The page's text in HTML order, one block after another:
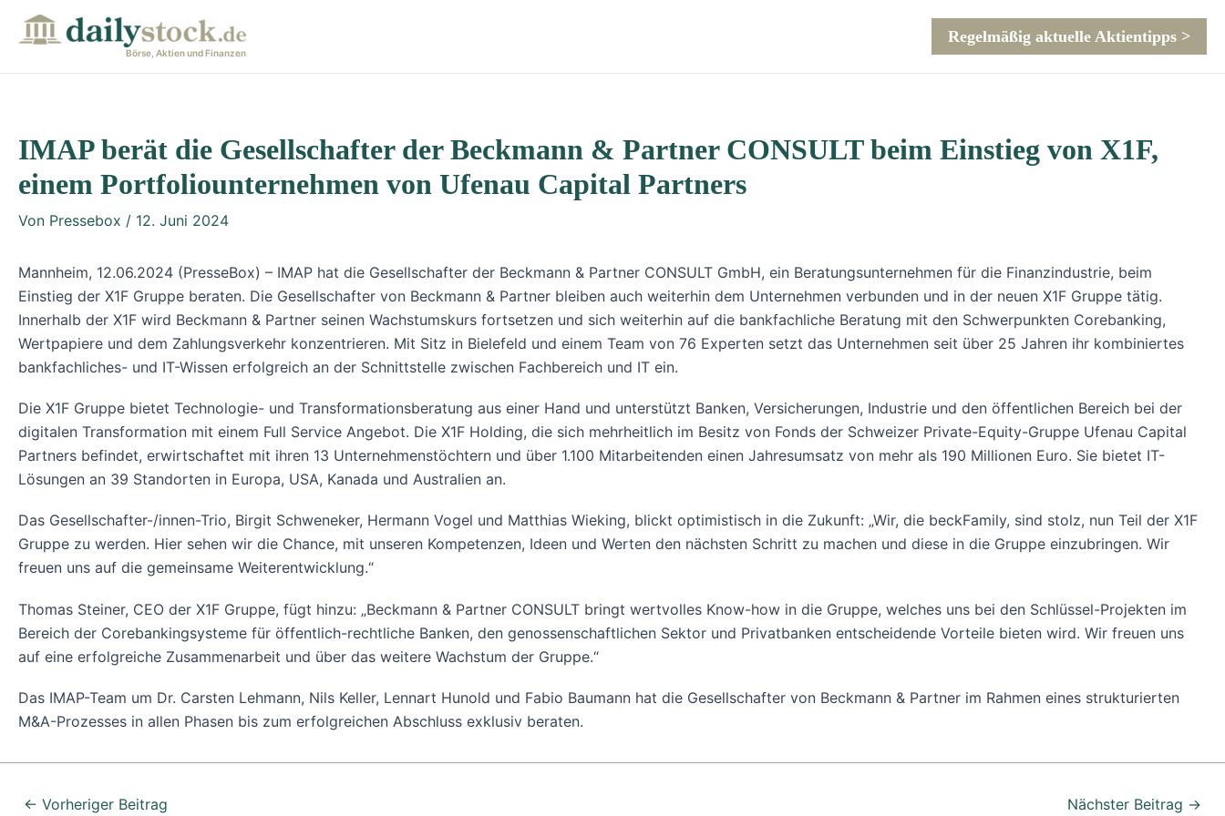
Inhalt
Börse, Aktien und Finanzen
Regelmäßig aktuelle Aktientipps >
IMAP berät die Gesellschafter der Beckmann & Partner CONSULT beim Einstieg von X1F,
einem Portfoliounternehmen von Ufenau Capital Partners
Von Pressebox / 12. Juni 2024
Mannheim, 12.06.2024 (PresseBox) – IMAP hat die Gesellschafter der Beckmann & Partner CONSULT GmbH, ein Beratungsunternehmen für die Finanzindustrie, beim
Einstieg der X1F Gruppe beraten. Die Gesellschafter von Beckmann & Partner bleiben auch weiterhin dem Unternehmen verbunden und in der neuen X1F Gruppe tätig.
Innerhalb der X1F wird Beckmann & Partner seinen Wachstumskurs fortsetzen und sich weiterhin auf die bankfachliche Beratung mit den Schwerpunkten Corebanking,
Wertpapiere und dem Zahlungsverkehr konzentrieren. Mit Sitz in Bielefeld und einem Team von 76 Experten setzt das Unternehmen seit über 25 Jahren ihr kombiniertes
bankfachliches- und IT-Wissen erfolgreich an der Schnittstelle zwischen Fachbereich und IT ein.
Die X1F Gruppe bietet Technologie- und Transformationsberatung aus einer Hand und unterstützt Banken, Versicherungen, Industrie und den öffentlichen Bereich bei der
digitalen Transformation mit einem Full Service Angebot. Die X1F Holding, die sich mehrheitlich im Besitz von Fonds der Schweizer Private-Equity-Gruppe Ufenau Capital
Partners befindet, erwirtschaftet mit ihren 13 Unternehmenstöchtern und über 1.100 Mitarbeitenden einen Jahresumsatz von mehr als 190 Millionen Euro. Sie bietet IT-
Lösungen an 39 Standorten in Europa, USA, Kanada und Australien an.
Das Gesellschafter-/innen-Trio, Birgit Schweneker, Hermann Vogel und Matthias Wieking, blickt optimistisch in die Zukunft: „Wir, die beckFamily, sind stolz, nun Teil der X1F
Gruppe zu werden. Hier sehen wir die Chance, mit unseren Kompetenzen, Ideen und Werten den nächsten Schritt zu machen und diese in die Gruppe einzubringen. Wir
freuen uns auf die gemeinsame Weiterentwicklung.“
Thomas Steiner, CEO der X1F Gruppe, fügt hinzu: „Beckmann & Partner CONSULT bringt wertvolles Know-how in die Gruppe, welches uns bei den Schlüssel-Projekten im
Bereich der Corebankingsysteme für öffentlich-rechtliche Banken, den genossenschaftlichen Sektor und Privatbanken entscheidende Vorteile bieten wird. Wir freuen uns
auf eine erfolgreiche Zusammenarbeit und über das weitere Wachstum der Gruppe.“
Das IMAP-Team um Dr. Carsten Lehmann, Nils Keller, Lennart Hunold und Fabio Baumann hat die Gesellschafter von Beckmann & Partner im Rahmen eines strukturierten
M&A-Prozesses in allen Phasen bis zum erfolgreichen Abschluss exklusiv beraten.
navigation
← Vorheriger Beitrag Nächster Beitrag →